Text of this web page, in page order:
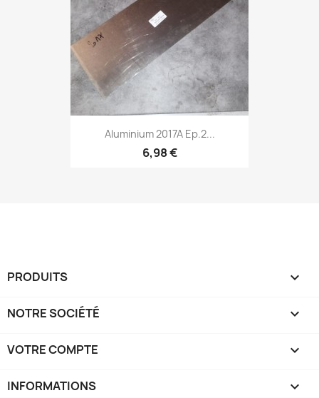
Aluminium 2017A Ep.2...
6,98 €
PRODUITS 
NOTRE SOCIÉTÉ 
VOTRE COMPTE 
INFORMATIONS keyboard_arrow_down